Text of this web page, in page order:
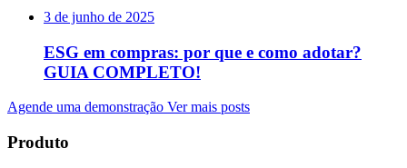
3 de junho de 2025
ESG em compras: por que e como adotar?
GUIA COMPLETO!
Agende uma demonstração Ver mais posts
Produto